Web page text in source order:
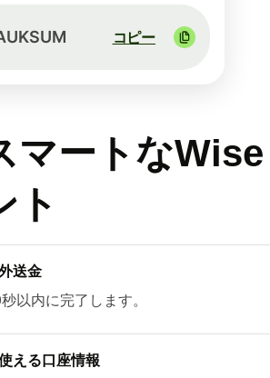
コピー
マートなWise
ト
送金
以内に完了します。
える口座情報